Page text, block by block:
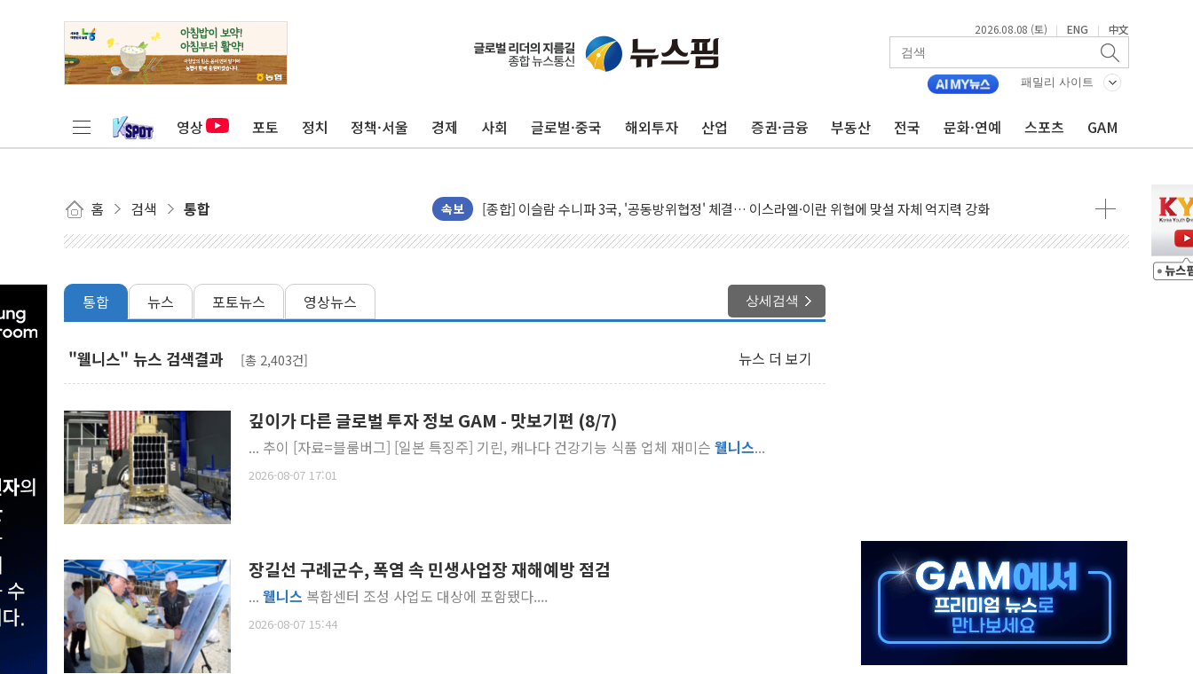
2026.08.08 (토) | ENG | 中文
패밀리 사이트
영상 포토 정치 정책·서울 경제 사회 글로벌·중국 해외투자 산업 증권·금융 부동산 전국 문화·연예 스포츠 GAM
홈 검색 통합 속보
유럽증시, 美 고용 예상 밖 부진에 연준 금리 인상 가능성 낮아지며 상승… STOXX 600 지수는 나흘 연속 최고치
미 연준 매파 기세 꺾이나…고용 감소에 9월 동결 전망 우세
트럼프, 백신·자폐증 행정명령 검토…"이르면 다음 주"
美 항소법원, 백악관 무도회장 공사 중단 명령…트럼프 제동
美 고용 쇼크에 엔화 장중 급등…시장은 "또 개입했나" 촉각
[AI MY 뉴스] 뉴욕 반도체주 프리뷰...美 고용 쇼크에 반도체주 '활짝'
[종합] 美 7월 고용 2만3000명 감소 '쇼크'…9월 금리 인상 기대 후퇴
뉴욕증시 개장 전 특징주...아틀라시안·클라우드플레어·태양광주↑ VS 트레이드데스크·웬디스↓
보훈부, 미 DPAA와 MOU… "6·25 미군 실종자 7359명 끝까지 찾겠다"
李 대통령, '6시간 마라톤 부동산 2차 회의' 주재… "전폭적 공급 확대·속도전 총력"
트럼프, 中 겨냥 폴리실리콘 관세 15% 부과…美 태양광주 급등
[사진] 빈살만과 에르도안의 만남
통합 뉴스 포토뉴스 영상뉴스 상세검색
"웰니스" 뉴스 검색결과 [총 2,403건] 뉴스 더 보기
깊이가 다른 글로벌 투자 정보 GAM - 맛보기편 (8/7)
... 추이 [자료=블룸버그] [일본 특징주] 기린, 캐나다 건강기능 식품 업체 재미슨 웰니스...
2026-08-07 17:01
장길선 구례군수, 폭염 속 민생사업장 재해예방 점검
... 웰니스 복합센터 조성 사업도 대상에 포함됐다....
2026-08-07 15:44